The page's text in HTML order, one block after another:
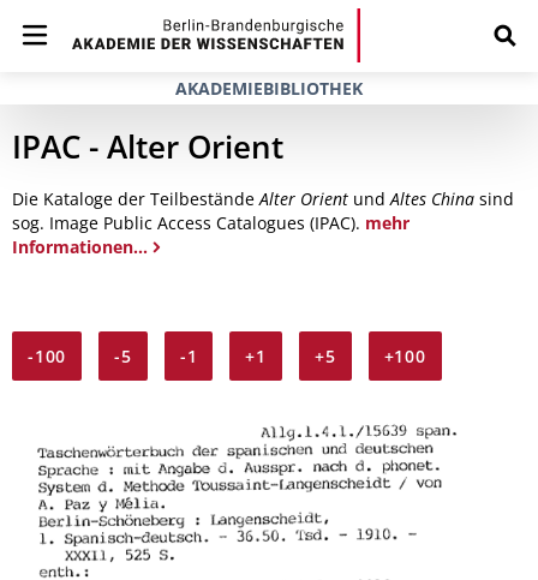
AKADEMIEBIBLIOTHEK
IPAC - Alter Orient
Die Kataloge der TeilbeständeAlter Orient undAltes China sind
sog. Image Public Access Catalogues (IPAC). mehr
Informationen...
-100 -5 -1 +1 +5 +100